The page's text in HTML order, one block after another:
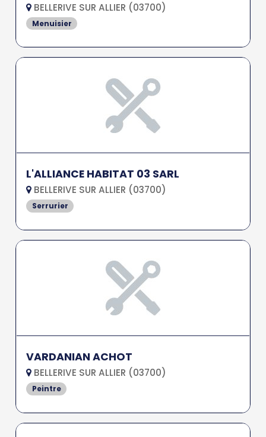
BELLERIVE SUR ALLIER (03700)
Menuisier
L'ALLIANCE HABITAT 03 SARL
BELLERIVE SUR ALLIER (03700)
Serrurier
VARDANIAN ACHOT
BELLERIVE SUR ALLIER (03700)
Peintre